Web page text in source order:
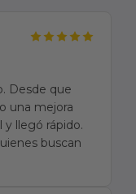
Desde que
una mejora
llegó rápido.
buscan